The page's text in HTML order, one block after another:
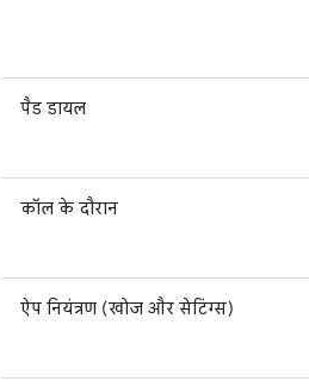
पैड डायल
कॉल के दौरान
ऐप नियंत्रण (खोज और सेटिंग्स)